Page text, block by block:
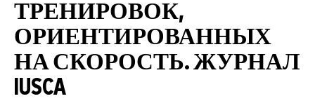
ТРЕНИРОВОК,
ОРИЕНТИРОВАННЫХ
НА СКОРОСТЬ. ЖУРНАЛ
IUSCA